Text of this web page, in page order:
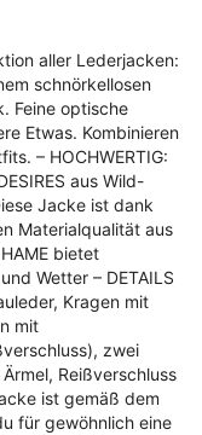
aller Lederjacken:
schnörkellosen
Feine optische
Etwas. Kombinieren
– HOCHWERTIG:
aus Wild-
Jacke ist dank
Materialqualität aus
bietet
Wetter – DETAILS
Kragen mit
mit
zwei
Reißverschluss
ist gemäß dem
für gewöhnlich eine